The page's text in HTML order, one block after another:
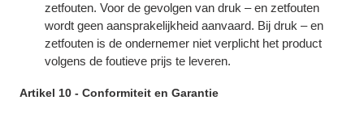
zetfouten. Voor de gevolgen van druk – en zetfouten
wordt geen aansprakelijkheid aanvaard. Bij druk – en
zetfouten is de ondernemer niet verplicht het product
volgens de foutieve prijs te leveren.
Artikel 10 - Conformiteit en Garantie